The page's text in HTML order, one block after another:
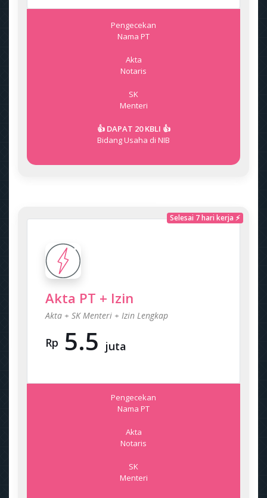
Pengecekan
Nama PT
Akta
Notaris
SK
Menteri
👍 DAPAT 20 KBLI 👍
Bidang Usaha di NIB
Selesai 7 hari kerja ⚡
Akta PT + Izin
Akta + SK Menteri + Izin Lengkap
Rp 5.5 juta
Pengecekan
Nama PT
Akta
Notaris
SK
Menteri